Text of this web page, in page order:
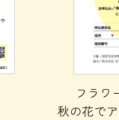
フラワ
秋の花で